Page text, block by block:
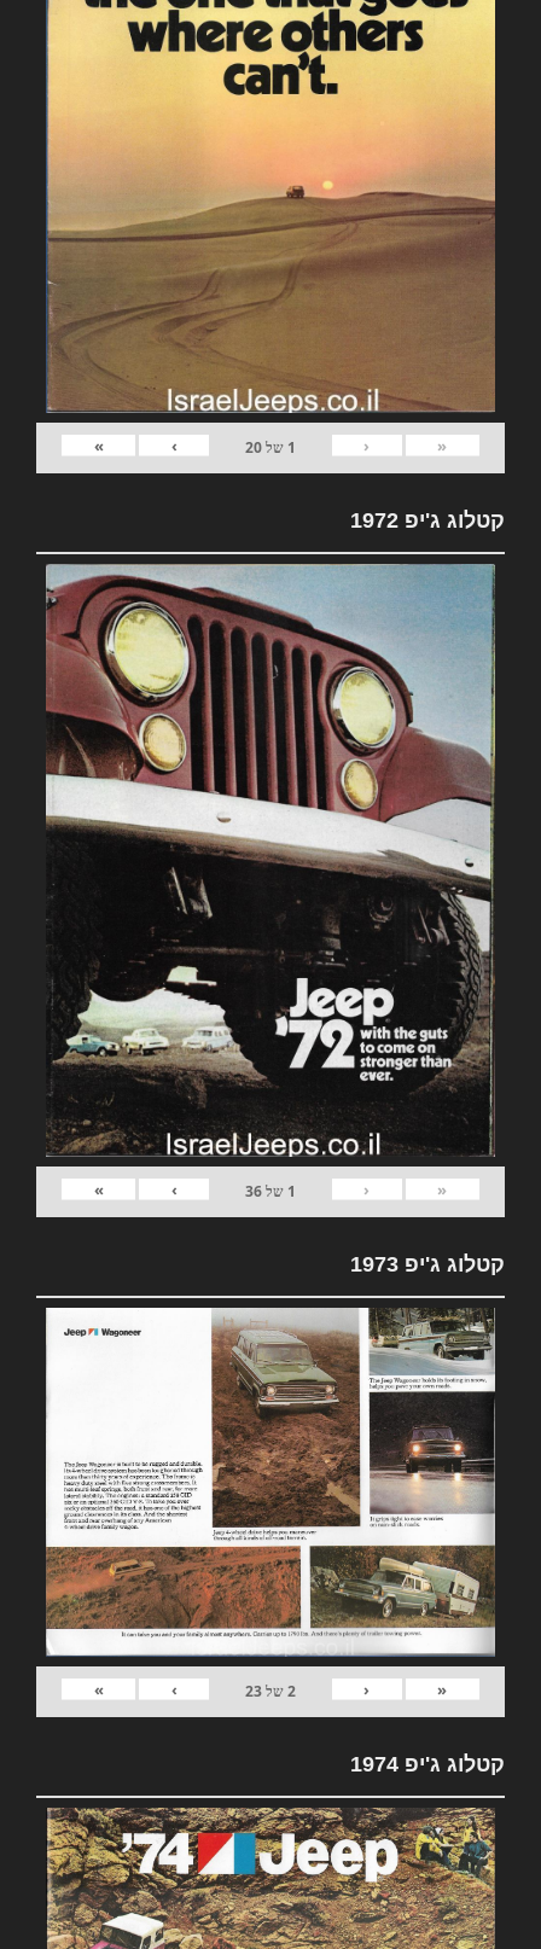
«
‹
1 של20
›
»
קטלוג ג'יפ 1972
«
‹
1 של36
›
»
קטלוג ג'יפ 1973
«
‹
2של23
›
»
קטלוג ג'יפ 1974